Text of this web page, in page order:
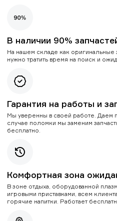
В наличии 90%
На нашем складе как оригинальные
нужно тратить время на поиск и
Гарантия на работы и
Мы уверенны в своей работе. Даем
случае поломки мы заменим
бесплатно.
Комфортная зона
В зоне отдыха, оборудованной
игровыми приставками, всем
горячие напитки. Работает